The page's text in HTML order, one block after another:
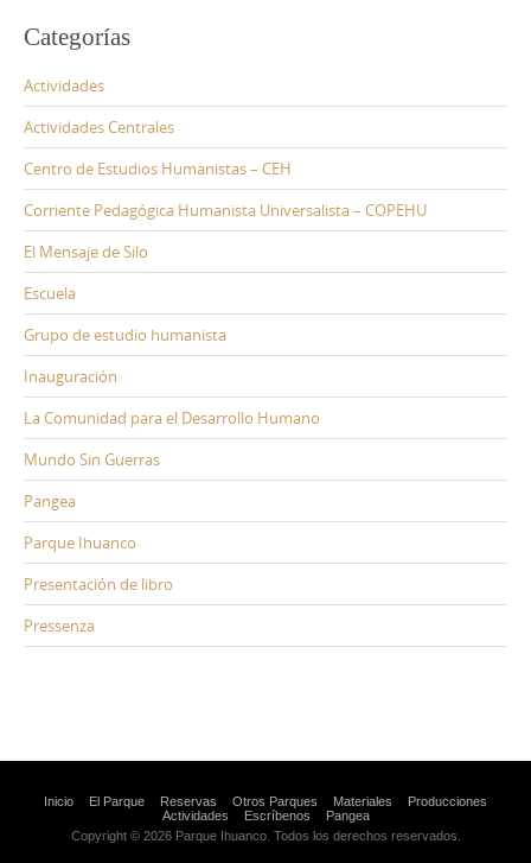
Categorías
Actividades
Actividades Centrales
Centro de Estudios Humanistas – CEH
Corriente Pedagógica Humanista Universalista – COPEHU
El Mensaje de Silo
Escuela
Grupo de estudio humanista
Inauguración
La Comunidad para el Desarrollo Humano
Mundo Sin Guerras
Pangea
Parque Ihuanco
Presentación de libro
Pressenza
Inicio El Parque Reservas Otros Parques Materiales
Producciones
Actividades
Escríbenos
Pangea
Copyright © 2026 Parque Ihuanco. Todos los derechos reservados.